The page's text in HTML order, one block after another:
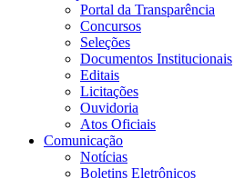
Portal da Transparência
Concursos
Seleções
Documentos Institucionais
Editais
Licitações
Ouvidoria
Atos Oficiais
Comunicação
Notícias
Boletins Eletrônicos